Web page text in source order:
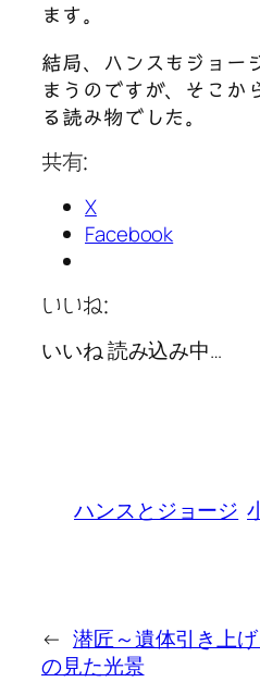
ます。
結局、ハンスもジョー
まうのですが、そこか
る読み物でした。
共有:
X
Facebook
いいね:
いいね読み込み中…
ハンスとジョージ
← 潜匠～遺体引き上
の見た光景